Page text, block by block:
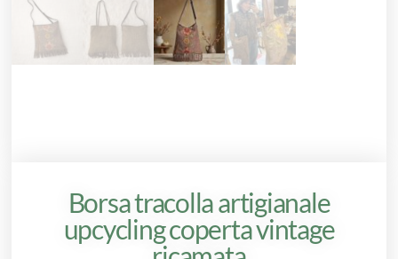
Borsa tracolla artigianale
upcycling coperta vintage